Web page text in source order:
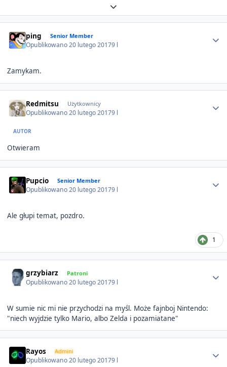
Expand topic overview
ping Senior Member
Opublikowano20 lutego 20179 l
Zamykam.
Redmitsu Użytkownicy
Opublikowano20 lutego 20179 l
AUTOR
Otwieram
Pupcio Senior Member
Opublikowano20 lutego 20179 l
Ale głupi temat, pozdro.
1
grzybiarz Patroni
Opublikowano20 lutego 20179 l
W sumie nic mi nie przychodzi na myśl. Może fajnboj Nintendo:
"niech wyjdzie tylko Mario, albo Zelda i pozamiatane"
Rayos Admini
Opublikowano20 lutego 20179 l